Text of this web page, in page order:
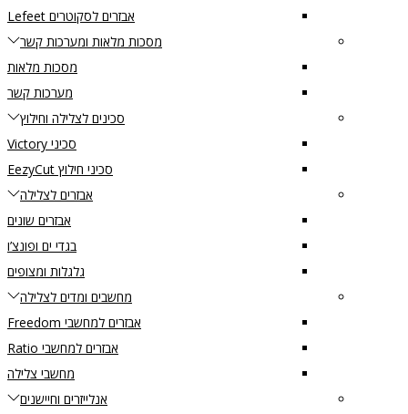
אבזרים לסקוטרים Lefeet
מסכות מלאות ומערכות קשר
מסכות מלאות
מערכות קשר
סכינים לצלילה וחילוץ
סכיני Victory
סכיני חילוץ EezyCut
אבזרים לצלילה
אבזרים שונים
בגדי ים ופונצ’ו
גלגלות ומצופים
מחשבים ומדים לצלילה
אבזרים למחשבי Freedom
אבזרים למחשבי Ratio
מחשבי צלילה
אנלייזרים וחיישנים